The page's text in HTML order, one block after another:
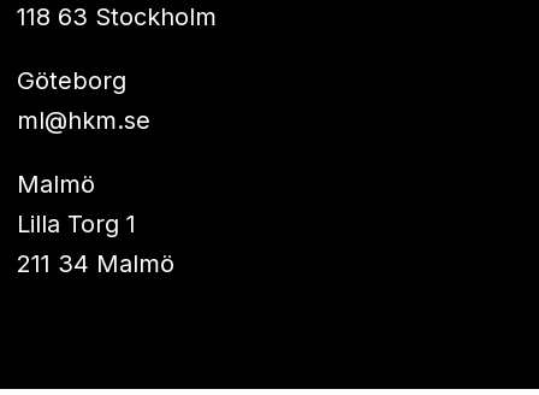
118 63 Stockholm
Göteborg
ml@hkm.se
Malmö
Lilla Torg 1
211 34 Malmö